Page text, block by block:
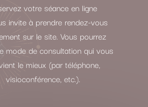
votre séance en ligne
invite à prendre rendez-vous
sur le site. Vous pourrez
mode de consultation qui vous
le mieux (par téléphone,
visioconférence, etc.).